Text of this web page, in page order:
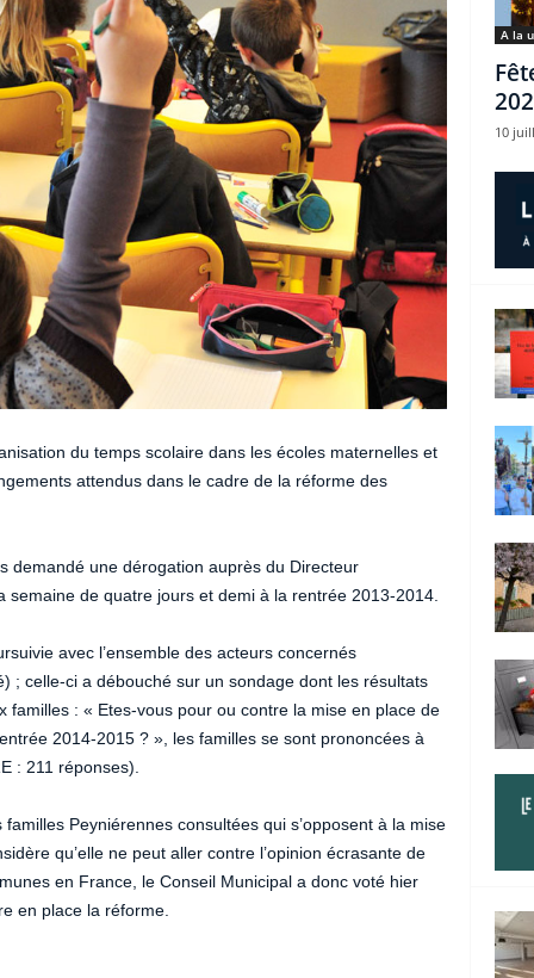
du temps scolaire dans les écoles maternelles et
attendus dans le cadre de la réforme des
demandé une dérogation auprès du Directeur
de quatre jours et demi à la rentrée 2013-2014.
avec l’ensemble des acteurs concernés
; celle-ci a débouché sur un sondage dont les résultats
familles : « Etes-vous pour ou contre la mise en place de
2014-2015 ? », les familles se sont prononcées à
: 211 réponses).
Peyniérennes consultées qui s’opposent à la mise
qu’elle ne peut aller contre l’opinion écrasante de
en France, le Conseil Municipal a donc voté hier
en place la réforme.
A la
10